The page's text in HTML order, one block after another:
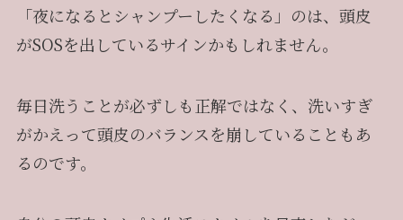
「夜になるとシャンプーしたくなる」のは、頭皮
がSOSを出しているサインかもしれません。
毎日洗うことが必ずしも正解ではなく、洗いすぎ
がかえって頭皮のバランスを崩していることもあ
るのです。